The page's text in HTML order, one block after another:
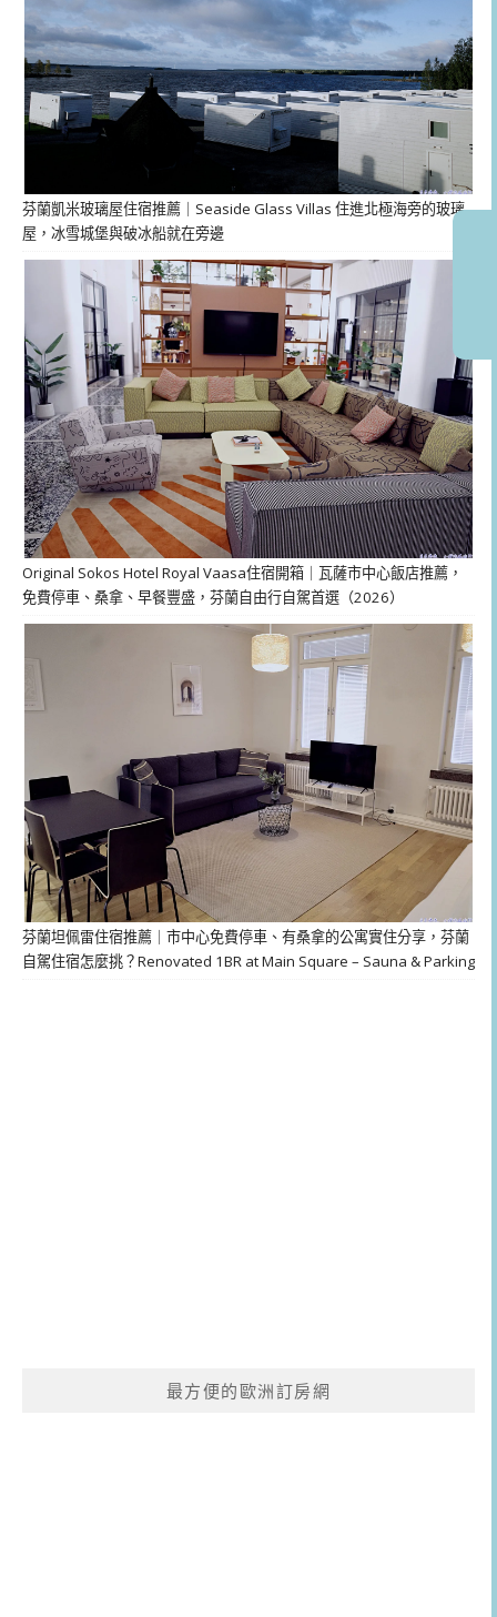
芬蘭凱米玻璃屋住宿推薦｜Seaside Glass Villas 住進北極海旁的玻璃
屋，冰雪城堡與破冰船就在旁邊
Original Sokos Hotel Royal Vaasa住宿開箱｜瓦薩市中心飯店推薦，
免費停車、桑拿、早餐豐盛，芬蘭自由行自駕首選（2026）
芬蘭坦佩雷住宿推薦｜市中心免費停車、有桑拿的公寓實住分享，芬蘭
自駕住宿怎麼挑？Renovated 1BR at Main Square – Sauna & Parking
最方便的歐洲訂房網